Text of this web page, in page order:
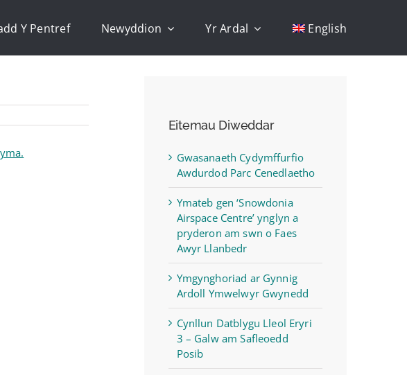
Y Pentref Newyddion Yr Ardal English
yma.
Eitemau Diweddar
Gwasanaeth Cydymffurfio
Awdurdod Parc Cenedlaetho
Ymateb gen ‘Snowdonia
Airspace Centre’ ynglyn a
pryderon am swn o Faes
Awyr Llanbedr
Ymgynghoriad ar Gynnig
Ardoll Ymwelwyr Gwynedd
Cynllun Datblygu Lleol Eryri
3 – Galw am Safleoedd
Posib